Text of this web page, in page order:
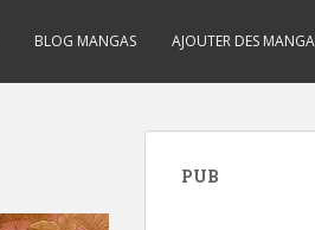
BLOG MANGAS AJOUTER DES
PUB